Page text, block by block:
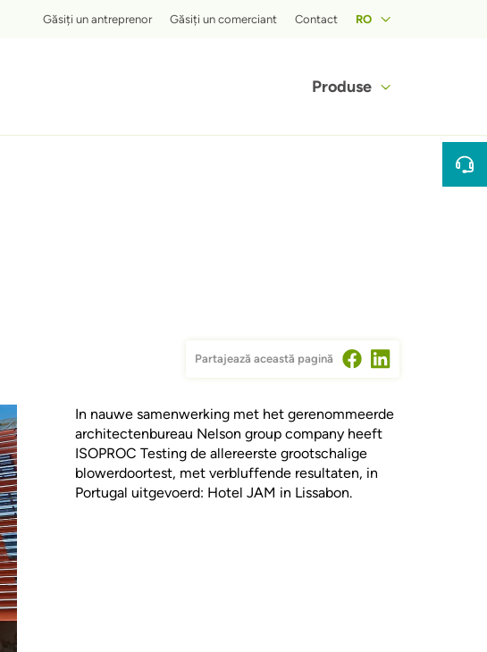
Top menu
Găsiți un antreprenor Găsiți un comerciant Contact RO
Produse
Partajează această pagină
In nauwe samenwerking met het gerenommeerde
architectenbureau Nelson group company heeft
ISOPROC Testing de allereerste grootschalige
blowerdoortest, met verbluffende resultaten, in
Portugal uitgevoerd: Hotel JAM in Lissabon.